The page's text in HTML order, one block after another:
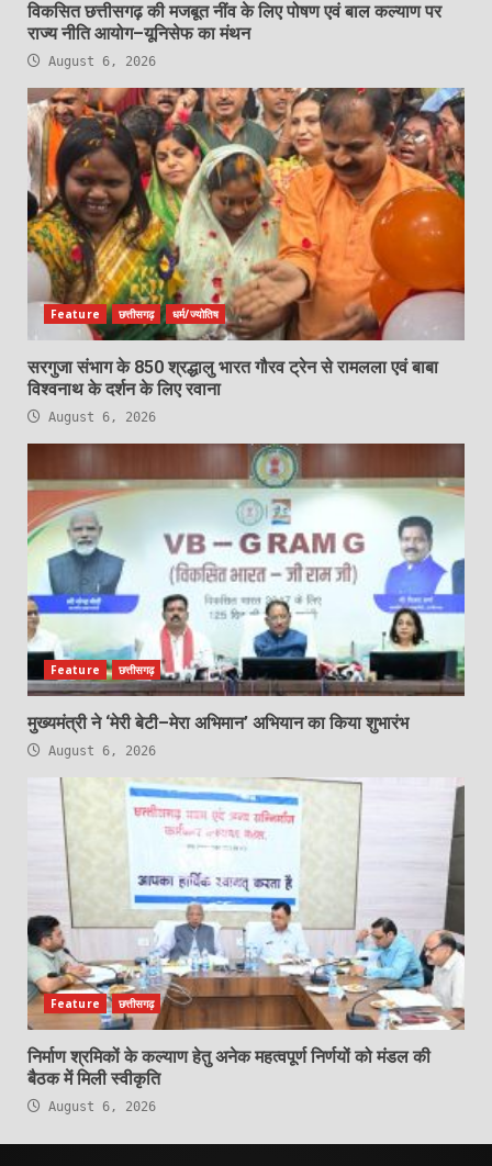
विकसित छत्तीसगढ़ की मजबूत नींव के लिए पोषण एवं बाल कल्याण पर
राज्य नीति आयोग–यूनिसेफ का मंथन
August 6, 2026
Feature छत्तीसगढ़ धर्म/ज्योतिष
सरगुजा संभाग के 850 श्रद्धालु भारत गौरव ट्रेन से रामलला एवं बाबा
विश्वनाथ के दर्शन के लिए रवाना
August 6, 2026
Feature छत्तीसगढ़
मुख्यमंत्री ने ‘मेरी बेटी–मेरा अभिमान’ अभियान का किया शुभारंभ
August 6, 2026
Feature छत्तीसगढ़
निर्माण श्रमिकों के कल्याण हेतु अनेक महत्वपूर्ण निर्णयों को मंडल की
बैठक में मिली स्वीकृति
August 6, 2026